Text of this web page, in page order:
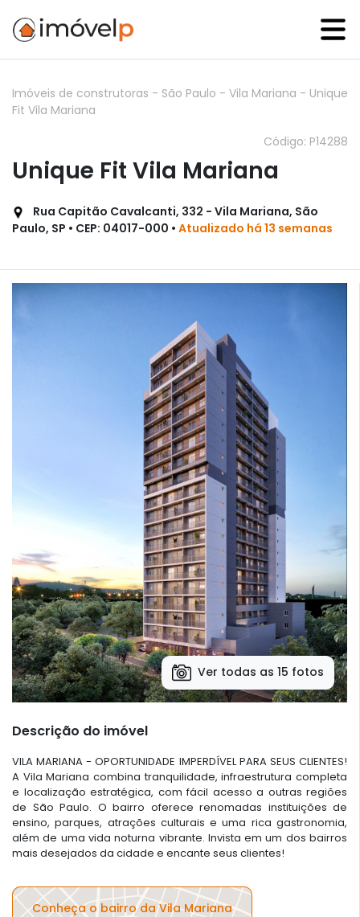
Imóveis de construtoras - São Paulo - Vila Mariana - Unique
Fit Vila Mariana
Código: P14288
Unique Fit Vila Mariana
Rua Capitão Cavalcanti, 332 - Vila Mariana, São
Paulo, SP • CEP: 04017-000 • Atualizado há 13 semanas
Ver todas as 15 fotos
Descrição do imóvel
VILA MARIANA - OPORTUNIDADE IMPERDÍVEL PARA SEUS CLIENTES!
A Vila Mariana combina tranquilidade, infraestrutura completa
e localização estratégica, com fácil acesso a outras regiões
de São Paulo. O bairro oferece renomadas instituições de
ensino, parques, atrações culturais e uma rica gastronomia,
além de uma vida noturna vibrante. Invista em um dos bairros
mais desejados da cidade e encante seus clientes!
Conheça o bairro da Vila Mariana